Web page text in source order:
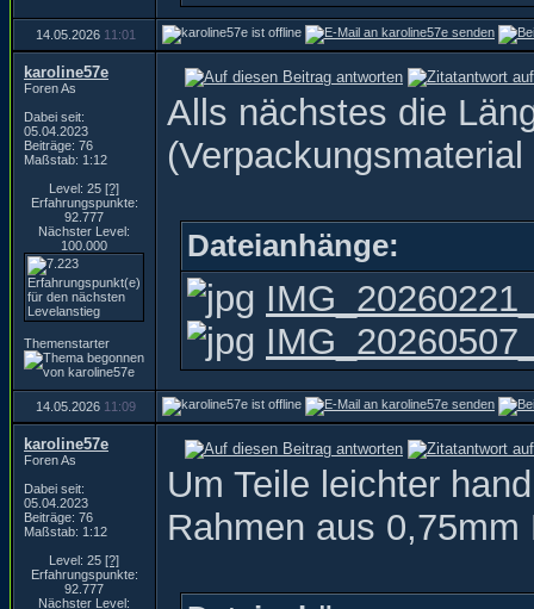
14.05.2026 11:01
karoline57e
Foren As
Dabei seit:
05.04.2023
Beiträge: 76
Maßstab: 1:12
Level: 25 [?]
Erfahrungspunkte:
92.777
Nächster Level:
100.000
Themenstarter
Alls nächstes die
Dateianhänge:
14.05.2026 11:09
karoline57e
Foren As
Dabei seit:
05.04.2023
Beiträge: 76
Maßstab: 1:12
Level: 25 [?]
Erfahrungspunkte:
92.777
Nächster Level:
Um Teile leichter
Rahmen aus